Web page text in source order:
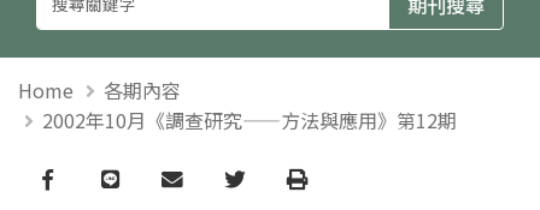
Home
各期內容
2002年10月《調查研究——方法與應用》第12期
Facebook
line email TwitterPrint